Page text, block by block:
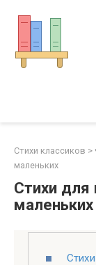
контенту
Стихи классиков >
маленьких
Стихи
маленьких